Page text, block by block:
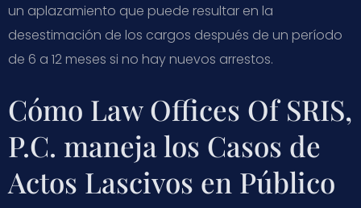
un aplazamiento que puede resultar en la
desestimación de los cargos después de un período
de 6 a 12 meses si no hay nuevos arrestos.
Cómo Law Offices Of SRIS,
P.C. maneja los Casos de
Actos Lascivos en Público